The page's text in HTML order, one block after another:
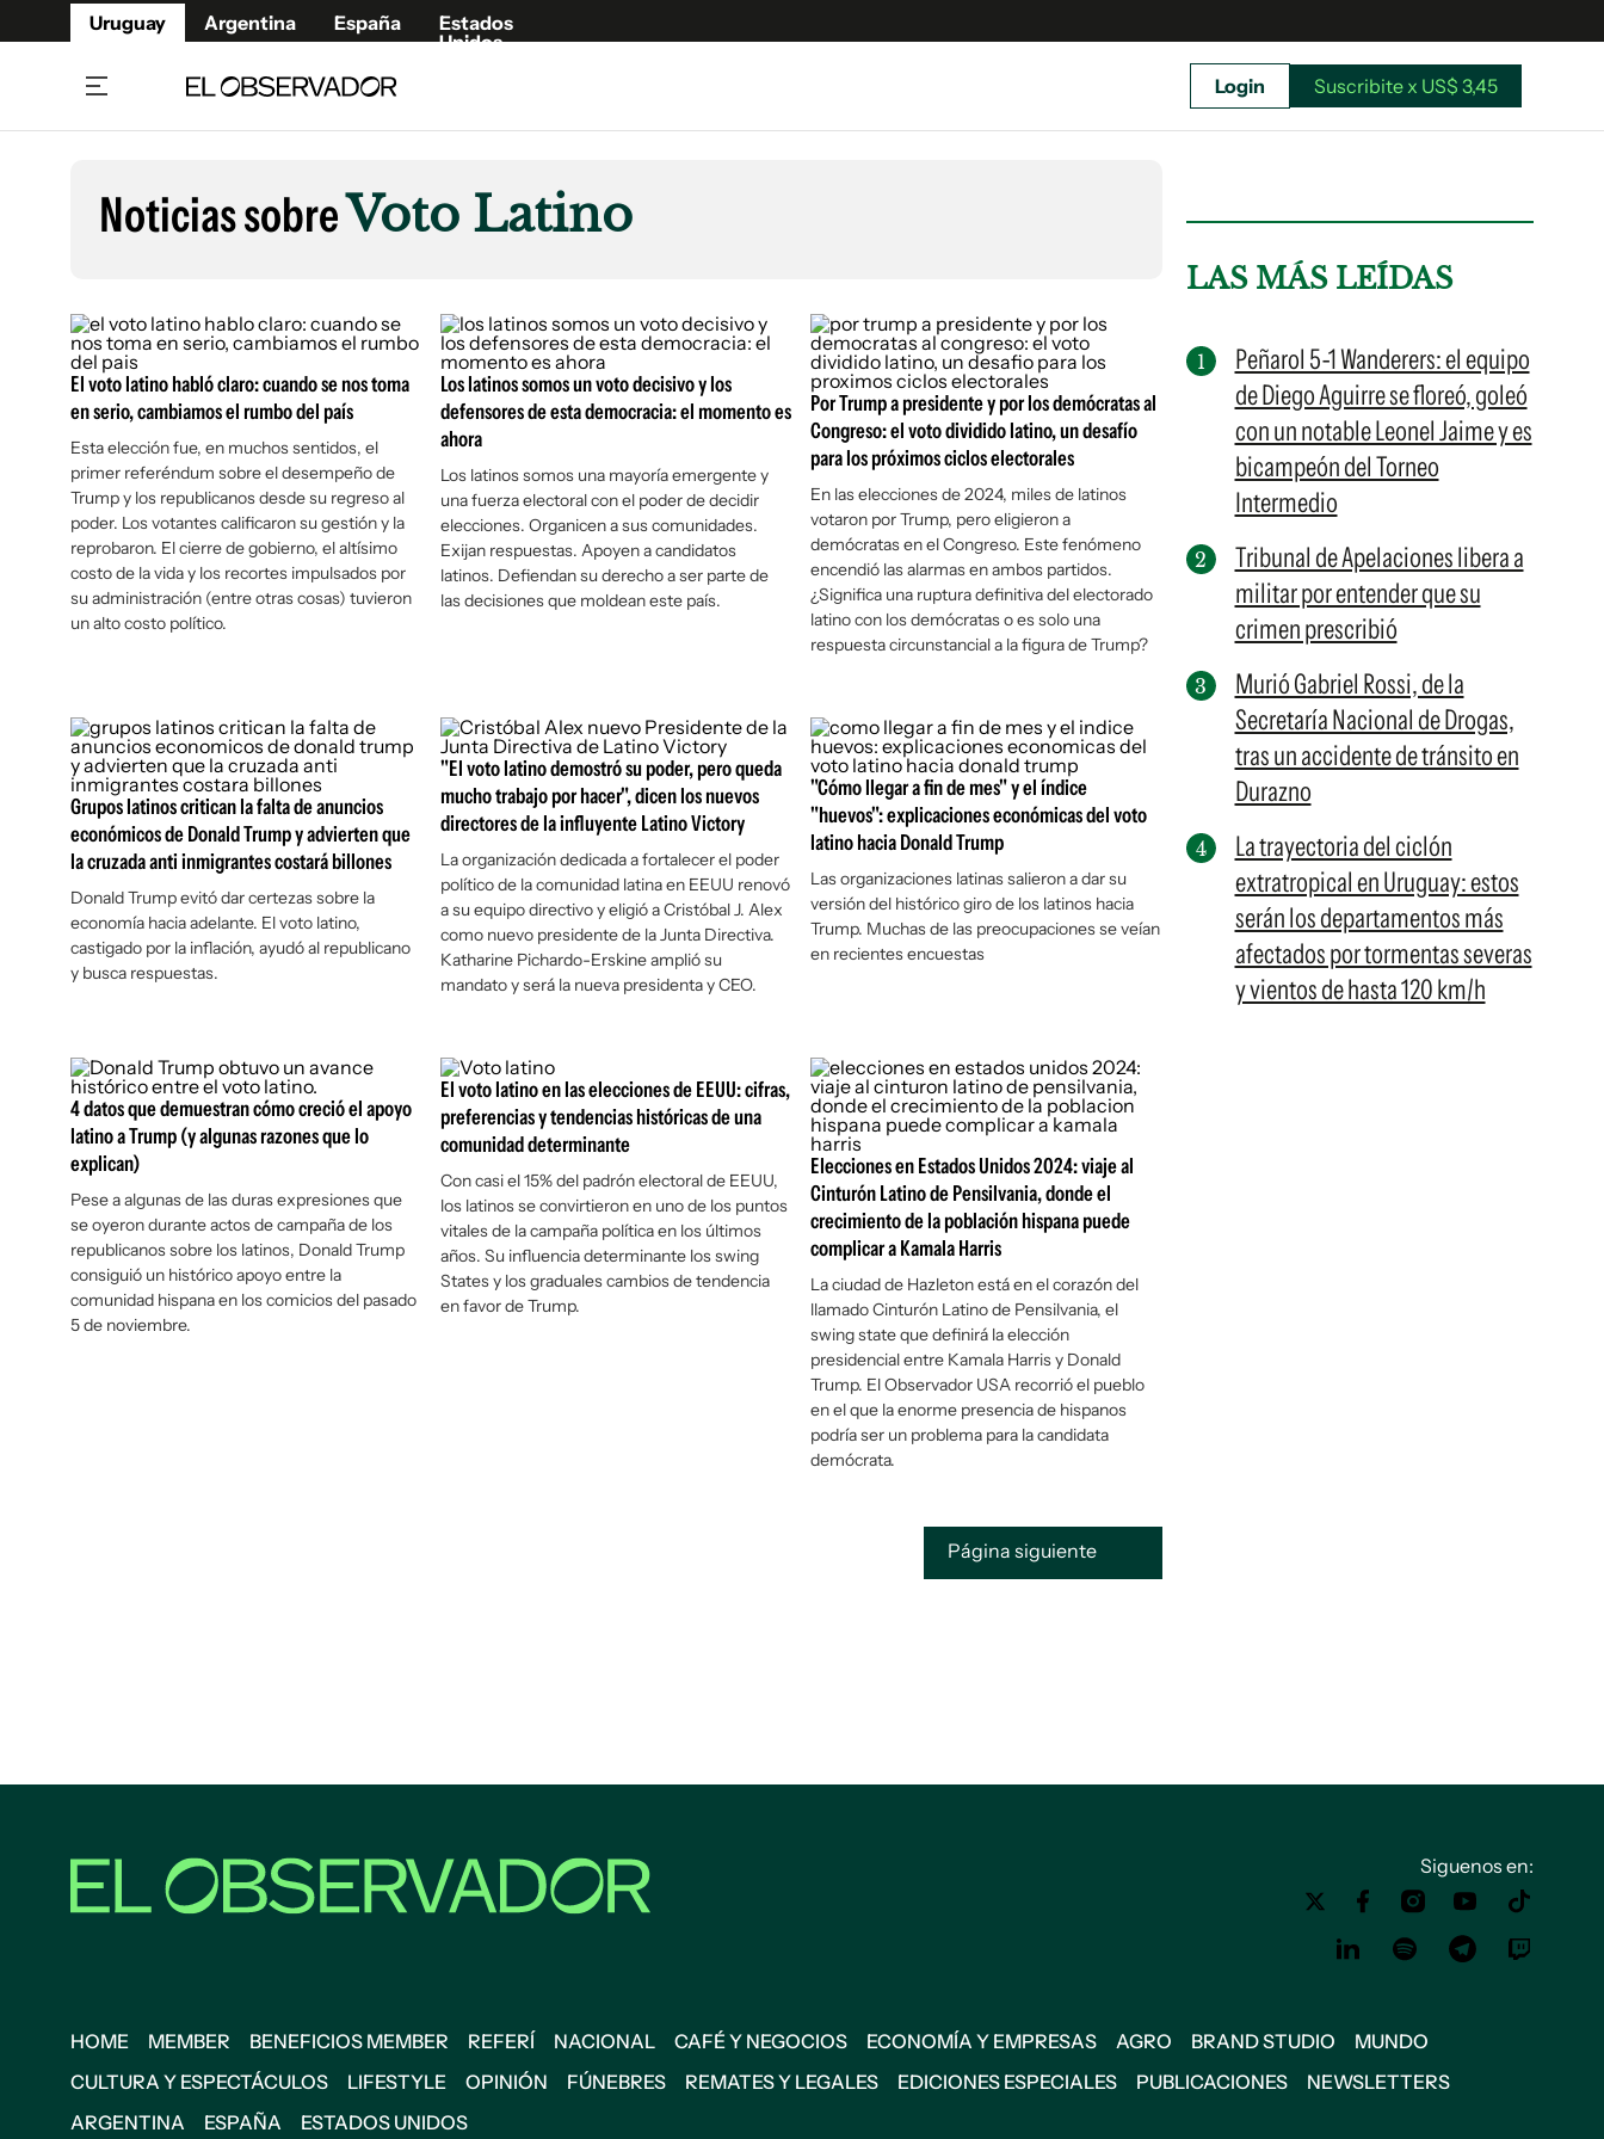
Uruguay Argentina España
Estados
Unidos
Beneficios Member
Café y Negocios
Economía y Empresas
Agro
Brand Studio
Mundo
Cultura y Espectáculos
Fúnebres
Publicaciones
Newsletters
Argentina
España
Estados Unidos
Suscribite x US$ 3,45
Login Suscribite x US$ 3,45
Noticias sobreVoto Latino
El voto latino habló claro: cuando se nos toma
en serio, cambiamos el rumbo del país
Esta elección fue, en muchos sentidos, el
primer referéndum sobre el desempeño de
Trump y los republicanos desde su regreso al
poder. Los votantes calificaron su gestión y la
reprobaron. El cierre de gobierno, el altísimo
costo de la vida y los recortes impulsados por
su administración (entre otras cosas) tuvieron
un alto costo político.
Los latinos somos un voto decisivo y los
defensores de esta democracia: el momento es
ahora
Los latinos somos una mayoría emergente y
una fuerza electoral con el poder de decidir
elecciones. Organicen a sus comunidades.
Exijan respuestas. Apoyen a candidatos
latinos. Defiendan su derecho a ser parte de
las decisiones que moldean este país.
Por Trump a presidente y por los demócratas al
Congreso: el voto dividido latino, un desafío
para los próximos ciclos electorales
En las elecciones de 2024, miles de latinos
votaron por Trump, pero eligieron a
demócratas en el Congreso. Este fenómeno
encendió las alarmas en ambos partidos.
¿Significa una ruptura definitiva del electorado
latino con los demócratas o es solo una
respuesta circunstancial a la figura de Trump?
Grupos latinos critican la falta de anuncios
económicos de Donald Trump y advierten que
la cruzada anti inmigrantes costará billones
Donald Trump evitó dar certezas sobre la
economía hacia adelante. El voto latino,
castigado por la inflación, ayudó al republicano
y busca respuestas.
"El voto latino demostró su poder, pero queda
mucho trabajo por hacer", dicen los nuevos
directores de la influyente Latino Victory
La organización dedicada a fortalecer el poder
político de la comunidad latina en EEUU renovó
a su equipo directivo y eligió a Cristóbal J. Alex
como nuevo presidente de la Junta Directiva.
Katharine Pichardo-Erskine amplió su
mandato y será la nueva presidenta y CEO.
"Cómo llegar a fin de mes" y el índice
"huevos": explicaciones económicas del voto
latino hacia Donald Trump
Las organizaciones latinas salieron a dar su
versión del histórico giro de los latinos hacia
Trump. Muchas de las preocupaciones se veían
en recientes encuestas
4 datos que demuestran cómo creció el apoyo
latino a Trump (y algunas razones que lo
explican)
Pese a algunas de las duras expresiones que
se oyeron durante actos de campaña de los
republicanos sobre los latinos, Donald Trump
consiguió un histórico apoyo entre la
comunidad hispana en los comicios del pasado
5 de noviembre.
El voto latino en las elecciones de EEUU: cifras,
preferencias y tendencias históricas de una
comunidad determinante
Con casi el 15% del padrón electoral de EEUU,
los latinos se convirtieron en uno de los puntos
vitales de la campaña política en los últimos
años. Su influencia determinante los swing
States y los graduales cambios de tendencia
en favor de Trump.
Elecciones en Estados Unidos 2024: viaje al
Cinturón Latino de Pensilvania, donde el
crecimiento de la población hispana puede
complicar a Kamala Harris
La ciudad de Hazleton está en el corazón del
llamado Cinturón Latino de Pensilvania, el
swing state que definirá la elección
presidencial entre Kamala Harris y Donald
Trump. El Observador USA recorrió el pueblo
en el que la enorme presencia de hispanos
podría ser un problema para la candidata
demócrata.
Página siguiente
LAS MÁS LEÍDAS
Peñarol 5-1 Wanderers: el equipo
de Diego Aguirre se floreó, goleó
con un notable Leonel Jaime y es
bicampeón del Torneo
Intermedio
Tribunal de Apelaciones libera a
militar por entender que su
crimen prescribió
Murió Gabriel Rossi, de la
Secretaría Nacional de Drogas,
tras un accidente de tránsito en
Durazno
La trayectoria del ciclón
extratropical en Uruguay: estos
serán los departamentos más
afectados por tormentas severas
y vientos de hasta 120 km/h
Siguenos en:
HOME MEMBER BENEFICIOS MEMBER REFERÍ NACIONAL CAFÉ Y NEGOCIOS ECONOMÍA Y EMPRESAS AGRO BRAND STUDIO
MUNDO
CULTURA Y ESPECTÁCULOS
LIFESTYLE OPINIÓN FÚNEBRES REMATES Y LEGALES EDICIONES ESPECIALES PUBLICACIONES
NEWSLETTERS
ARGENTINA
ESPAÑA ESTADOS UNIDOS